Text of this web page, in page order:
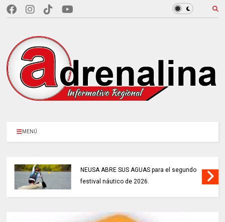
MENÚ
NEUSA ABRE SUS AGUAS para el segundo
festival náutico de 2026.